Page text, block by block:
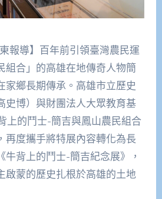
報導】百年前引領臺灣農民運
組合」的高雄在地傳奇人物簡
家鄉長期傳承。高雄市立歷史
史博）與財團法人大眾教育基
上的鬥士-簡吉與鳳山農民組合
再度攜手將特展內容轉化為長
牛背上的鬥士-簡吉紀念展》，
啟蒙的歷史扎根於高雄的土地